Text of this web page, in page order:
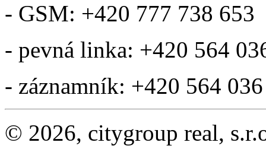
- GSM: +420 777 738 653
- pevná linka: +420 564
- záznamník: +420 564
© 2026, citygroup real,